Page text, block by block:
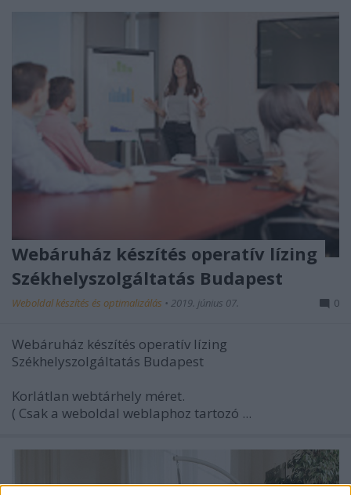
Webáruház készítés operatív lízing
Székhelyszolgáltatás Budapest
Weboldal készítés és optimalizálás • 2019. június 07. 0
Webáruház készítés operatív lízing
Székhelyszolgáltatás Budapest
Korlátlan webtárhely méret.
( Csak a weboldal weblaphoz tartozó ...